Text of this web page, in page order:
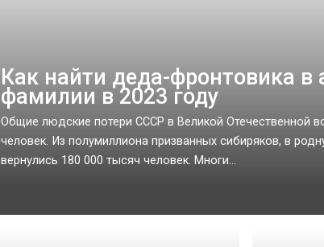
Как найти деда-фронтовика в
фамилии в 2023 году
Общие людские потери СССР в Великой Отечественной
человек. Из полумиллиона призванных сибиряков, в
вернулись 180 000 тысяч человек. Многи...